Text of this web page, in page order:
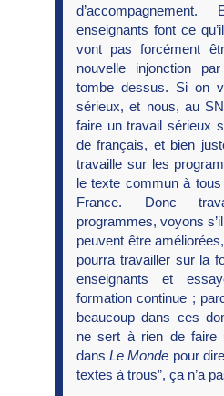
d’accompagnement.
enseignants font ce
vont pas forcément
nouvelle injonction
tombe dessus. Si on
sérieux, et nous, au
faire un travail sérieux
de français, et bien
travaille sur les
le texte commun à
France. Donc
programmes, voyons
peuvent être
pourra travailler sur la
enseignants et
formation continue ;
beaucoup dans ces
ne sert à rien de faire
dans Le Monde pour
textes à trous”, ça n’a